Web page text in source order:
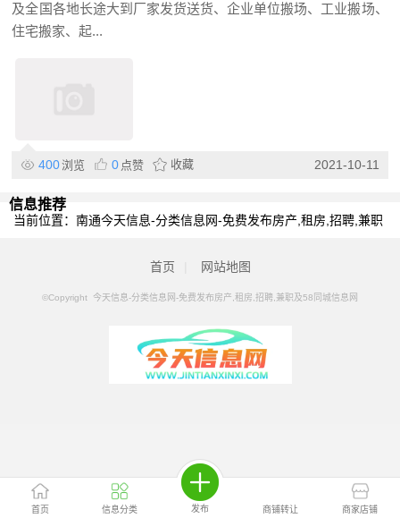
首页 信息分类 发布 商铺转让 商家店铺
及全国各地长途大到厂家发货送货、企业单位搬场、工业搬场、
住宅搬家、起...
400浏览 0 点赞 收藏 2021-10-11
信息推荐
当前位置： 南通今天信息-分类信息网-免费发布房产,租房,招聘,兼职
首页 网站地图
©Copyright 今天信息-分类信息网-免费发布房产,租房,招聘,兼职及58同城信息网